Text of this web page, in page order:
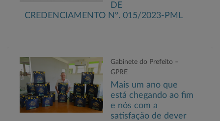
DE
CREDENCIAMENTO Nº. 015/2023-PML
Gabinete do Prefeito –
GPRE
Mais um ano que
está chegando ao fim
e nós com a
satisfação de dever